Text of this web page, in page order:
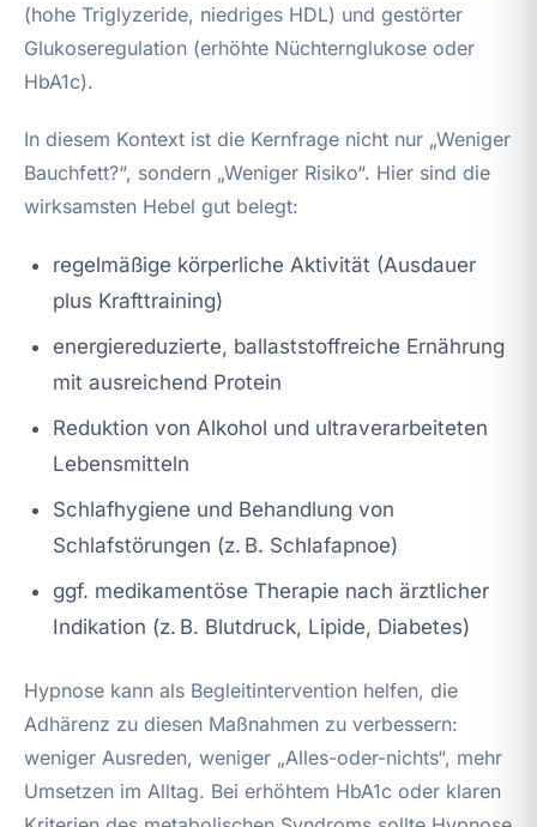
(hohe Triglyzeride, niedriges HDL) und gestörter
Glukoseregulation (erhöhte Nüchternglukose oder
HbA1c).
In diesem Kontext ist die Kernfrage nicht nur „Weniger
Bauchfett?“, sondern „Weniger Risiko“. Hier sind die
wirksamsten Hebel gut belegt:
regelmäßige körperliche Aktivität (Ausdauer
plus Krafttraining)
energiereduzierte, ballaststoffreiche Ernährung
mit ausreichend Protein
Reduktion von Alkohol und ultraverarbeiteten
Lebensmitteln
Schlafhygiene und Behandlung von
Schlafstörungen (z. B. Schlafapnoe)
ggf. medikamentöse Therapie nach ärztlicher
Indikation (z. B. Blutdruck, Lipide, Diabetes)
Hypnose kann als Begleitintervention helfen, die
Adhärenz zu diesen Maßnahmen zu verbessern:
weniger Ausreden, weniger „Alles-oder-nichts“, mehr
Umsetzen im Alltag. Bei erhöhtem HbA1c oder klaren